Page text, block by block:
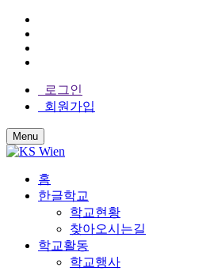
로그인
회원가입
Menu
홈
한글학교
학교현황
찾아오시는길
학교활동
학교행사